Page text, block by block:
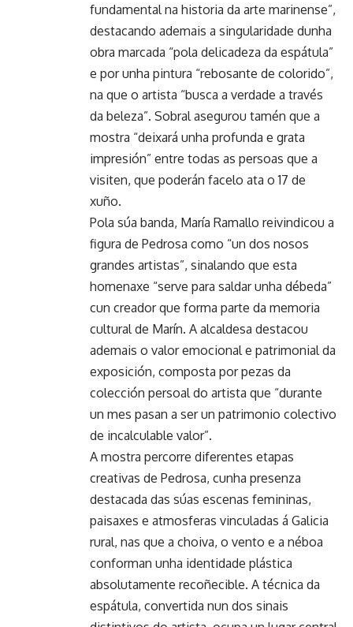
fundamental na historia da arte marinense”,
destacando ademais a singularidade dunha
obra marcada “pola delicadeza da espátula”
e por unha pintura “rebosante de colorido”,
na que o artista “busca a verdade a través
da beleza”. Sobral asegurou tamén que a
mostra “deixará unha profunda e grata
impresión” entre todas as persoas que a
visiten, que poderán facelo ata o 17 de
xuño.
Pola súa banda, María Ramallo reivindicou a
figura de Pedrosa como “un dos nosos
grandes artistas”, sinalando que esta
homenaxe “serve para saldar unha débeda”
cun creador que forma parte da memoria
cultural de Marín. A alcaldesa destacou
ademais o valor emocional e patrimonial da
exposición, composta por pezas da
colección persoal do artista que “durante
un mes pasan a ser un patrimonio colectivo
de incalculable valor”.
A mostra percorre diferentes etapas
creativas de Pedrosa, cunha presenza
destacada das súas escenas femininas,
paisaxes e atmosferas vinculadas á Galicia
rural, nas que a choiva, o vento e a néboa
conforman unha identidade plástica
absolutamente recoñecible. A técnica da
espátula, convertida nun dos sinais